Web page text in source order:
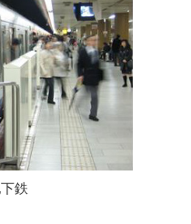
鉄